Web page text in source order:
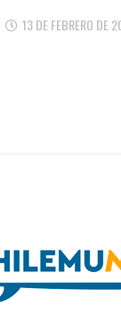
13 DE FEBRERO DE